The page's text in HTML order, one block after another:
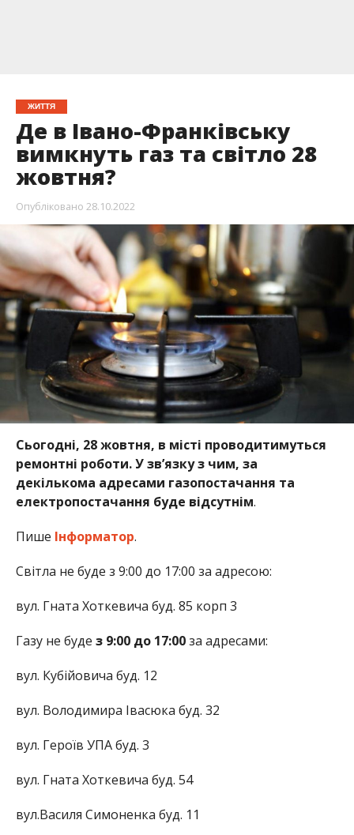
ЖИТТЯ
Де в Івано-Франківську
вимкнуть газ та світло 28
жовтня?
Опубліковано 28.10.2022
Сьогодні, 28 жовтня, в місті проводитимуться
ремонтні роботи. У зв’язку з чим, за
декількома адресами газопостачання та
електропостачання буде відсутнім.
Пише Інформатор.
Світла не буде з 9:00 до 17:00 за адресою:
вул. Гната Хоткевича буд. 85 корп 3
Газу не буде з 9:00 до 17:00за адресами:
вул. Кубійовича буд. 12
вул. Володимира Івасюка буд. 32
вул. Героїв УПА буд. 3
вул. Гната Хоткевича буд. 54
вул.Василя Симоненка буд. 11